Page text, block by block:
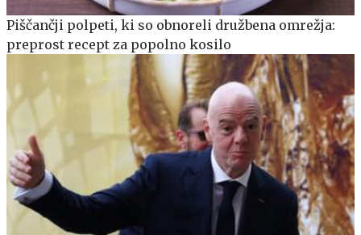
Piščančji polpeti, ki so obnoreli družbena omrežja:
preprost recept za popolno kosilo